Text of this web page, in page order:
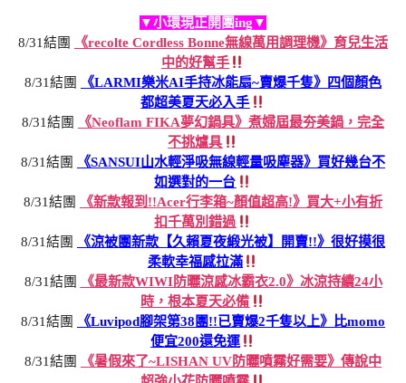
▼小環現正開團ing▼
8/31結團
《recolte Cordless Bonne無線萬用調理機》育兒生活
中的好幫手
8/31結團
《LARMI樂米AI手持冰能扇~賣爆千隻》四個顏色
都超美夏天必入手
8/31結團
《Neoflam FIKA夢幻鍋具》煮婦屆最夯美鍋，完全
不挑爐具
8/31結團
《SANSUI山水輕淨吸無線輕量吸塵器》買好幾台不
如選對的一台
8/31結團
《新款報到!!Acer行李箱~顏值超高!》買大+小有折
扣千萬別錯過
8/31結團
《涼被團新款【久賴夏夜緞光被】開賣!!》很好摸很
柔軟幸福感拉滿
8/31結團
《最新款WIWI防曬涼感冰霸衣2.0》冰涼持續24小
時，根本夏天必備
8/31結團
《Luvipod腳架第38團!!已賣爆2千隻以上》比momo
便宜200還免運
8/31結團
《暑假來了~LISHAN UV防曬噴霧好需要》傳說中